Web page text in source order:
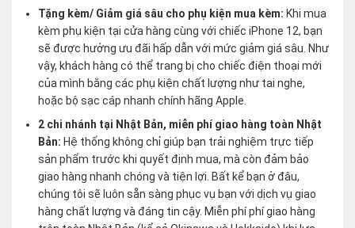
Tặng kèm/ Giảm giá sâu cho phụ kiện mua kèm: Khi mua
kèm phụ kiện tại cửa hàng cùng với chiếc iPhone 12, bạn
sẽ được hưởng ưu đãi hấp dẫn với mức giảm giá sâu. Như
vậy, khách hàng có thể trang bị cho chiếc điện thoại mới
của mình bằng các phụ kiện chất lượng như tai nghe,
hoặc bộ sạc cáp nhanh chính hãng Apple.
2 chi nhánh tại Nhật Bản, miễn phí giao hàng toàn Nhật
Bản: Hệ thống không chỉ giúp bạn trải nghiệm trực tiếp
sản phẩm trước khi quyết định mua, mà còn đảm bảo
giao hàng nhanh chóng và tiện lợi. Bất kể bạn ở đâu,
chúng tôi sẽ luôn sẵn sàng phục vụ bạn với dịch vụ giao
hàng chất lượng và đáng tin cậy. Miễn phí phí giao hàng